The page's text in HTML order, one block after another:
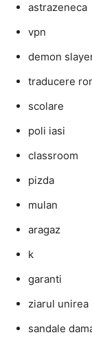
astrazeneca
vpn
demon
traducere
scolare
poli iasi
classroom
pizda
mulan
aragaz
k
garanti
ziarul unirea
sandale